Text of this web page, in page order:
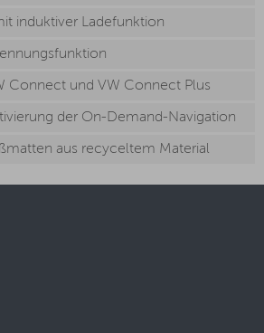
induktiver Ladefunktion
Connect und VW Connect Plus
der On-Demand-Navigation
aus recyceltem Material